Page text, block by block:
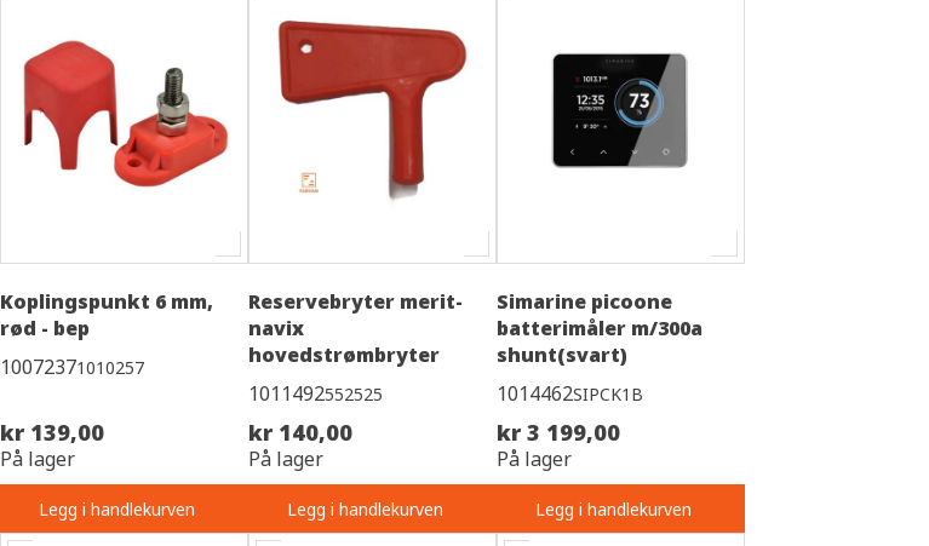
Koplingspunkt 6 mm,
rød - bep
10072371010257
kr 139,00
På lager
Legg i handlekurven
Reservebryter merit-
navix
hovedstrømbryter
1011492552525
kr 140,00
På lager
Legg i handlekurven
Simarine picoone
batterimåler m/300a
shunt(svart)
1014462SIPCK1B
kr 3 199,00
På lager
Legg i handlekurven